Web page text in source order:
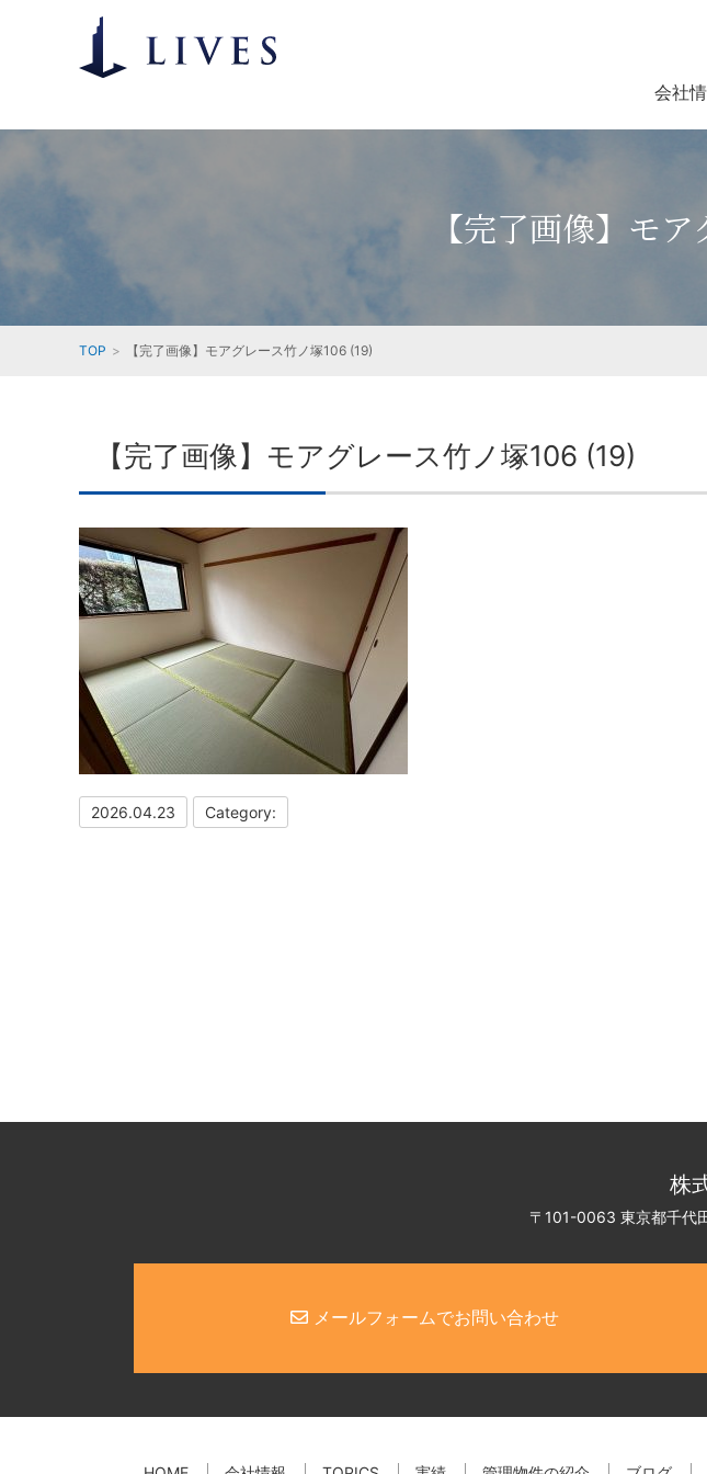
会社
【完了画像】モ
TOP 【完了画像】モアグレース竹ノ塚106 (19)
【完了画像】モアグレース竹ノ塚106 (19)
2026.04.23 Category:
株
〒101-0063 東京都千代
メールフォームでお問い合わせ